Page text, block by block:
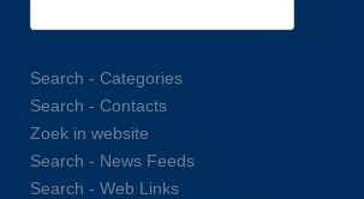
Search - Categories
Search - Contacts
Zoek in website
Search - News Feeds
Search - Web Links